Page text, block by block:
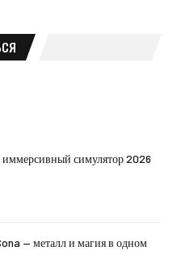
симулятор 2026
— металл и магия в одном